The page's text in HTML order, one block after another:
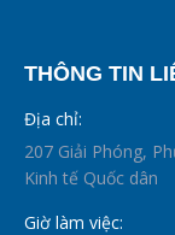
THÔNG TIN
Địa chỉ:
207 Giải Phóng,
Kinh tế Quốc dân
Giờ làm việc: